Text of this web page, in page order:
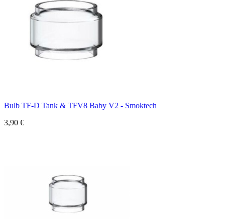
Bulb TF-D Tank & TFV8 Baby V2 - Smoktech
3,90 €